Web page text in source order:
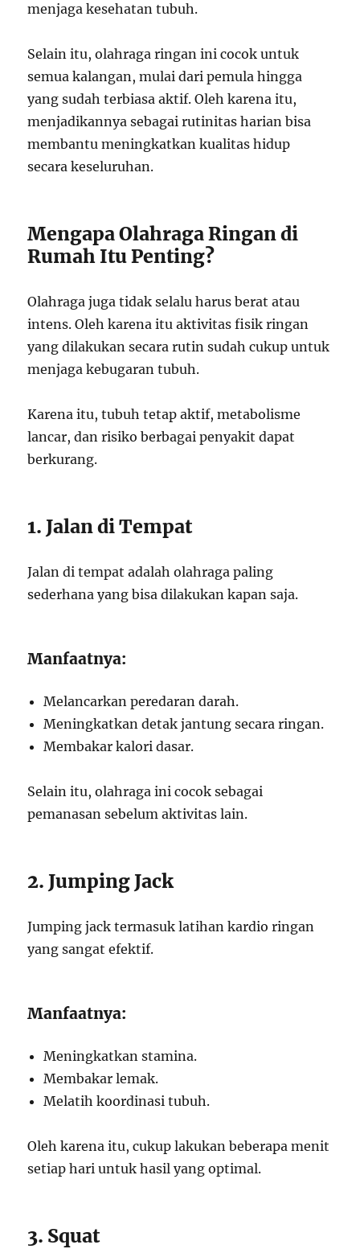
menjaga kesehatan tubuh.
Selain itu, olahraga ringan ini cocok untuk
semua kalangan, mulai dari pemula hingga
yang sudah terbiasa aktif. Oleh karena itu,
menjadikannya sebagai rutinitas harian bisa
membantu meningkatkan kualitas hidup
secara keseluruhan.
Mengapa Olahraga Ringan di
Rumah Itu Penting?
Olahraga juga tidak selalu harus berat atau
intens. Oleh karena itu aktivitas fisik ringan
yang dilakukan secara rutin sudah cukup untuk
menjaga kebugaran tubuh.
Karena itu, tubuh tetap aktif, metabolisme
lancar, dan risiko berbagai penyakit dapat
berkurang.
1. Jalan di Tempat
Jalan di tempat adalah olahraga paling
sederhana yang bisa dilakukan kapan saja.
Manfaatnya:
Melancarkan peredaran darah.
Meningkatkan detak jantung secara ringan.
Membakar kalori dasar.
Selain itu, olahraga ini cocok sebagai
pemanasan sebelum aktivitas lain.
2. Jumping Jack
Jumping jack termasuk latihan kardio ringan
yang sangat efektif.
Manfaatnya:
Meningkatkan stamina.
Membakar lemak.
Melatih koordinasi tubuh.
Oleh karena itu, cukup lakukan beberapa menit
setiap hari untuk hasil yang optimal.
3. Squat